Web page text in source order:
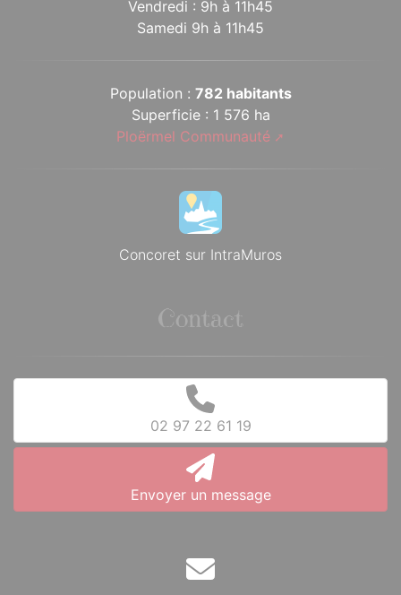
Vendredi : 9h à 11h45
Samedi 9h à 11h45
Population : 782 habitants
Superficie : 1 576 ha
Ploërmel Communauté
Concoret sur IntraMuros
Contact
02 97 22 61 19
Envoyer un message